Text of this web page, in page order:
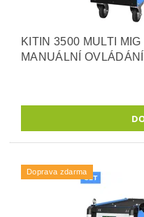
KITIN 3500 MULTI
MANUÁLNÍ
Doprava zdarma